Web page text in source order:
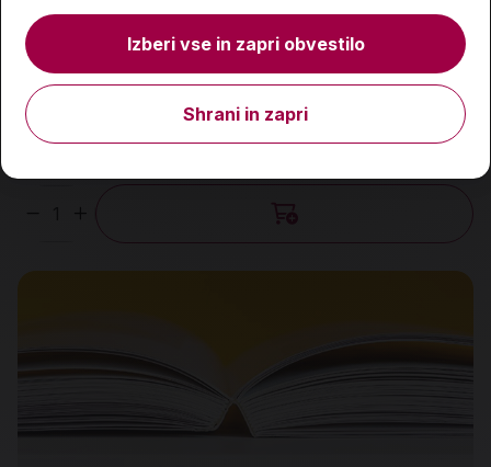
Najdrznejši pustolovci
17,99 €
Predvidena dobava:
Količina
Izberi vse in zapri obvestilo
Shrani in zapri